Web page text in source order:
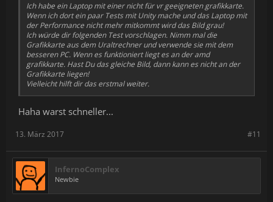
Ich habe ein Laptop mit einer nicht für vr geeigneten grafikkarte.
Wenn ich dort ein paar Tests mit Unity mache und das Laptop mit
der Performance nicht mehr mitkommt wird das Bild grau!
Ich würde dir folgenden Test vorschlagen. Nimm mal die
Grafikkarte aus dem Uraltrechner und verwende sie mit dem
besseren PC. Wenn es funktioniert liegt es an der amd
grafikkarte. Hast Du das gleiche Bild, dann kann es nicht an der
Grafikkarte liegen!
Vielleicht hilft dir das erstmal weiter.
Haha warst schneller...
#11
13. März 2017
InfernoComplex
Newbie